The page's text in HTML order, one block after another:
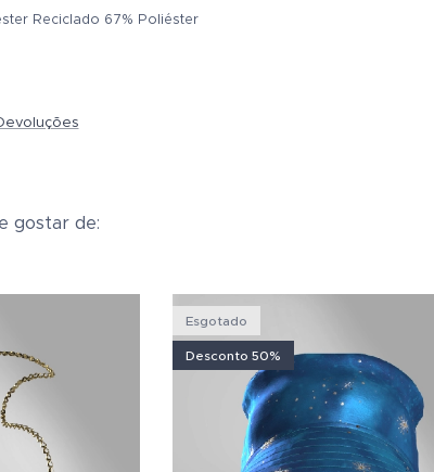
Reciclado 67% Poliéster
gostar de:
Esgotado
Desconto 50%